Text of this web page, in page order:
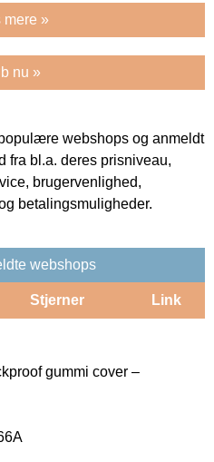
mere »
nu »
webshops og anmeldt
fra bl.a. deres prisniveau,
brugervenlighed,
betalingsmuligheder.
webshops
Stjerner Link
gummi cover –